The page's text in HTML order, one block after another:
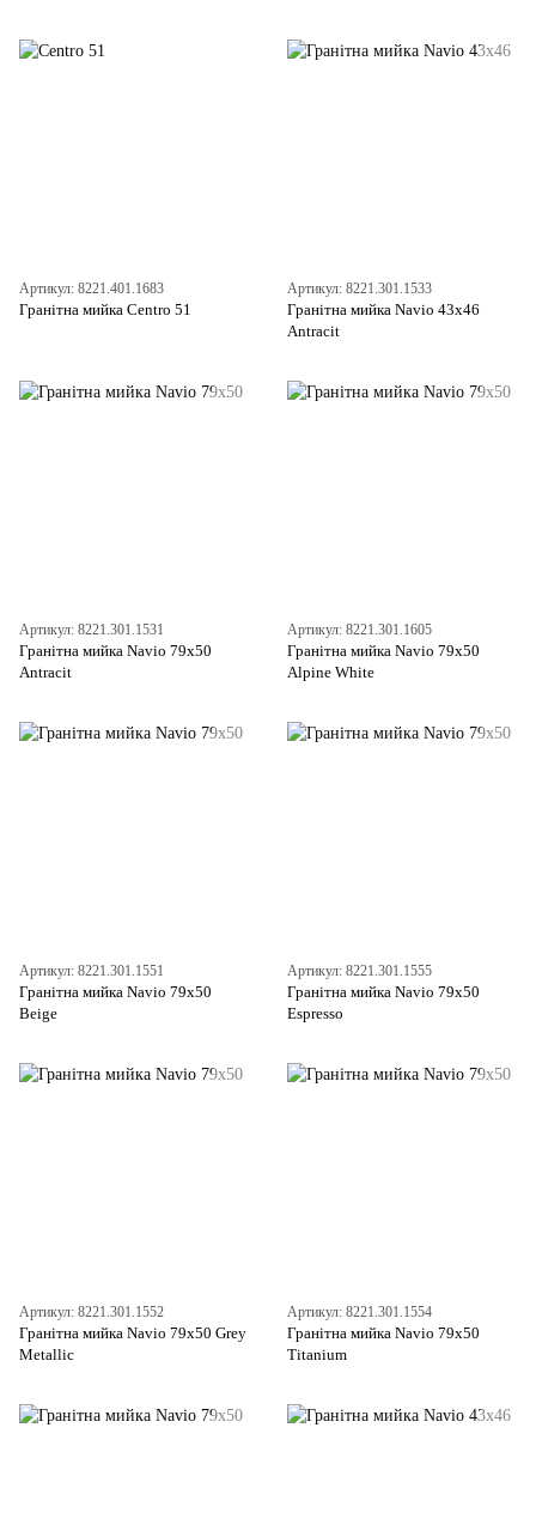
Артикул: 8221.401.1683
Гранітна мийка Centro 51
Артикул: 8221.301.1533
Гранітна мийка Navio 43x46
Antracit
Артикул: 8221.301.1531
Гранітна мийка Navio 79x50
Antracit
Артикул: 8221.301.1605
Гранітна мийка Navio 79x50
Alpine White
Артикул: 8221.301.1551
Гранітна мийка Navio 79x50
Beige
Артикул: 8221.301.1555
Гранітна мийка Navio 79x50
Espresso
Артикул: 8221.301.1552
Гранітна мийка Navio 79x50 Grey
Metallic
Артикул: 8221.301.1554
Гранітна мийка Navio 79x50
Titanium